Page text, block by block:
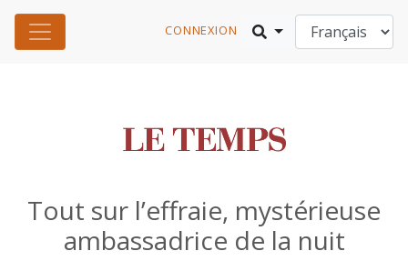
CONNEXION
Tout sur l’effraie, mystérieuse
ambassadrice de la nuit